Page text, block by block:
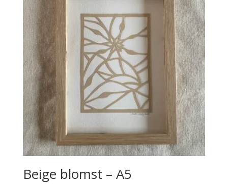
Beige blomst – A5